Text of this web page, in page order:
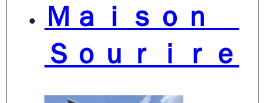
Ｍａｉｓｏｎ
Ｓｏｕｒｉｒｅ